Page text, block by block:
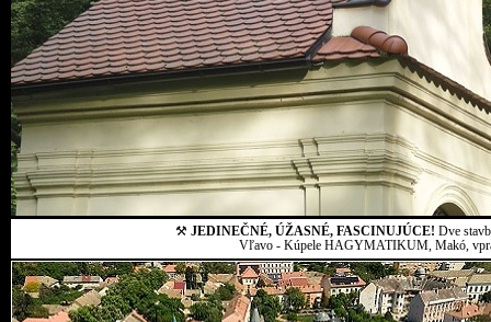
⚒ JEDINEČNÉ, ÚŽASNÉ, FASCINUJÚCE! Dve
Vľavo - Kúpele HAGYMATIKUM, Makó,